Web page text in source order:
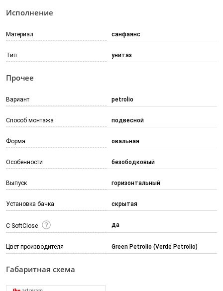
Исполнение
Материал санфаянс
Тип унитаз
Прочее
Вариант petrolio
Способ монтажа подвесной
Форма овальная
Особенности безободковый
Выпуск горизонтальный
Установка бачка скрытая
С SoftClose да
Цвет производителя Green Petrolio (Verde Petrolio)
Габаритная схема